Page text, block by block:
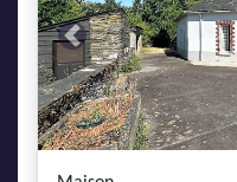
Previous